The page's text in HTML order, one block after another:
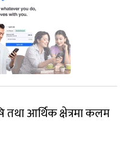
आर्थिक क्षेत्रमा कलम